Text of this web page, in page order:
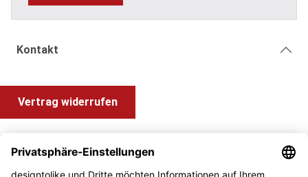
Kontakt
Vertrag widerrufen